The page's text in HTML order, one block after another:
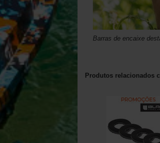
Barras de encaixe
Produtos relacionados